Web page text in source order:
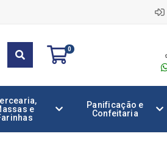
0
e
Panificação e
Confeitaria